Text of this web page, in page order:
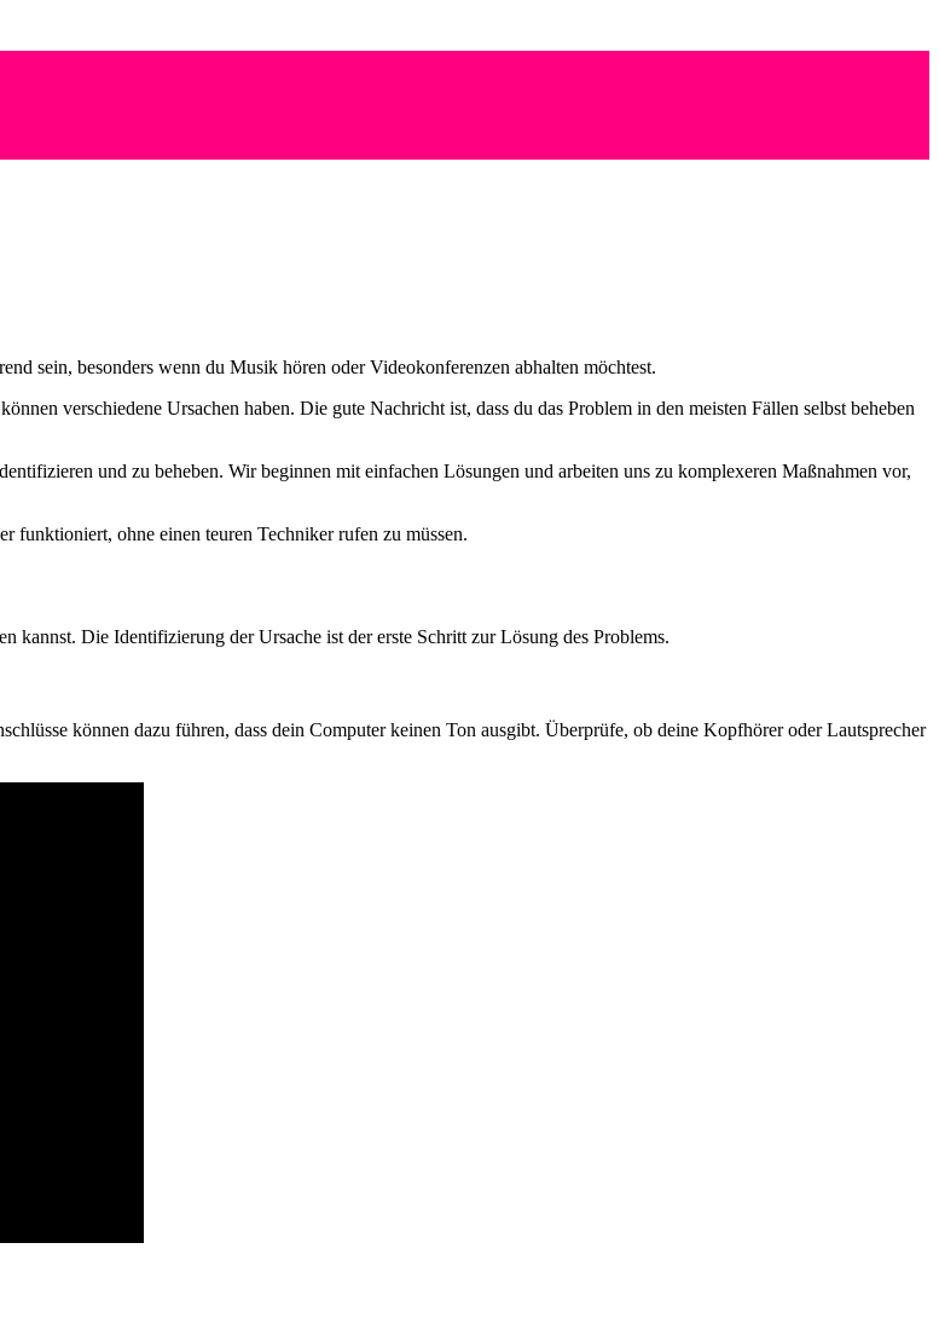
sein, besonders wenn du Musik hören oder Videokonferenzen abhalten möchtest.
verschiedene Ursachen haben. Die gute Nachricht ist, dass du das Problem in den meisten Fällen selbst beheben
und zu beheben. Wir beginnen mit einfachen Lösungen und arbeiten uns zu komplexeren Maßnahmen vor,
funktioniert, ohne einen teuren Techniker rufen zu müssen.
Die Identifizierung der Ursache ist der erste Schritt zur Lösung des Problems.
können dazu führen, dass dein Computer keinen Ton ausgibt. Überprüfe, ob deine Kopfhörer oder Lautsprecher